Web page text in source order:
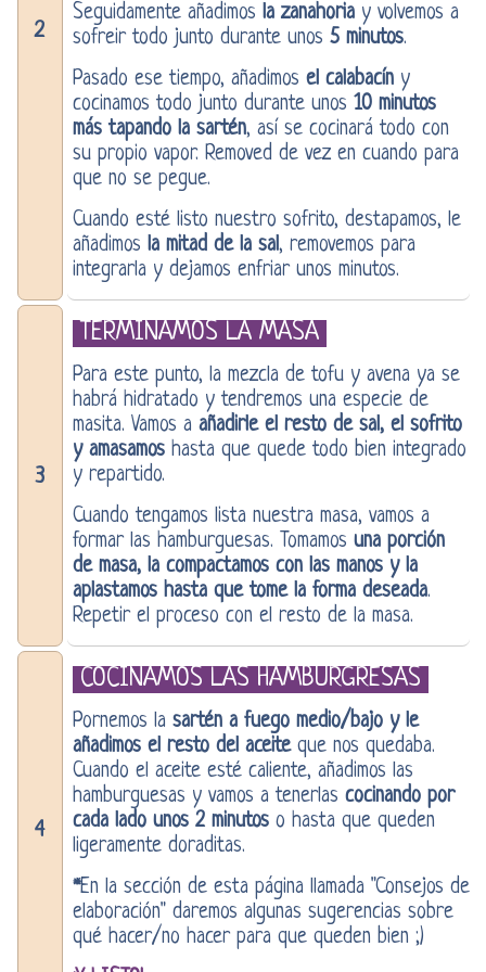
2
Seguidamente añadimos la zanahoriay volvemos a
sofreir todo junto durante unos 5 minutos.
Pasado ese tiempo, añadimos el calabacíny
cocinamos todo junto durante unos 10 minutos
más tapando la sartén, así se cocinará todo con
su propio vapor. Removed de vez en cuando para
que no se pegue.
Cuando esté listo nuestro sofrito, destapamos, le
añadimos la mitad de la sal, removemos para
integrarla y dejamos enfriar unos minutos.
3
TERMINAMOS LA MASA
Para este punto, la mezcla de tofu y avena ya se
habrá hidratado y tendremos una especie de
masita. Vamos a añadirle el resto de sal, el sofrito
y amasamoshasta que quede todo bien integrado
y repartido.
Cuando tengamos lista nuestra masa, vamos a
formar las hamburguesas. Tomamos una porción
de masa, la compactamos con las manos y la
aplastamos hasta que tome la forma deseada.
Repetir el proceso con el resto de la masa.
4
COCINAMOS LAS HAMBURGRESAS
Pornemos la sartén a fuego medio/bajo y le
añadimos el resto del aceiteque nos quedaba.
Cuando el aceite esté caliente, añadimos las
hamburguesas y vamos a tenerlas cocinando por
cada lado unos 2 minutoso hasta que queden
ligeramente doraditas.
*En la sección de esta página llamada "Consejos de
elaboración" daremos algunas sugerencias sobre
qué hacer/no hacer para que queden bien ;)